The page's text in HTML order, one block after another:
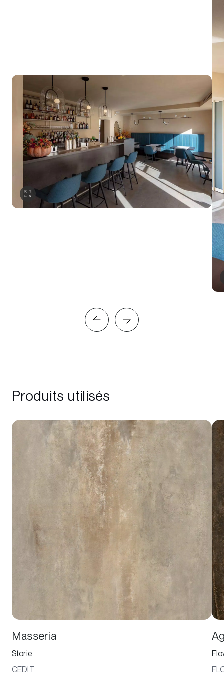
Produits utilisés
Masseria
Storie
CEDIT